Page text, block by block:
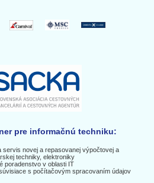
pre informačnú techniku:
servis novej a repasovanej výpočtovej a
techniky, elektroniky
poradenstvo v oblasti IT
s počítačovým spracovaním údajov